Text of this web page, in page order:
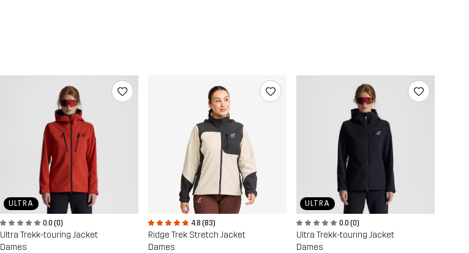
ULTRA
0.0 (0)
Ultra Trekk-touring Jacket
Dames
4.8 (83)
Ridge Trek Stretch Jacket
Dames
ULTRA
0.0 (0)
Ultra Trekk-touring Jacket
Dames